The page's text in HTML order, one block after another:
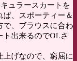
ュラースカートを
、スポーティー＆
で、ブラウスに合わ
出来るのでOLさ
上げなので、窮屈に